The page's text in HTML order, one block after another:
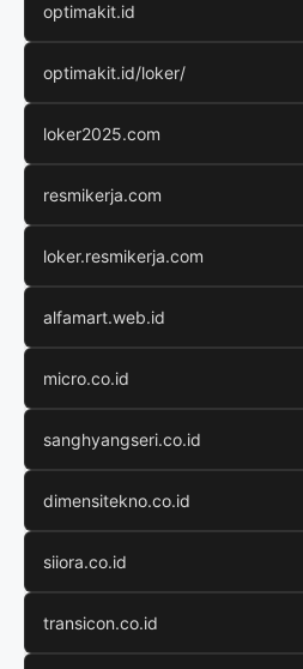
optimakit.id
optimakit.id/loker/
loker2025.com
resmikerja.com
loker.resmikerja.com
alfamart.web.id
micro.co.id
sanghyangseri.co.id
dimensitekno.co.id
siiora.co.id
transicon.co.id